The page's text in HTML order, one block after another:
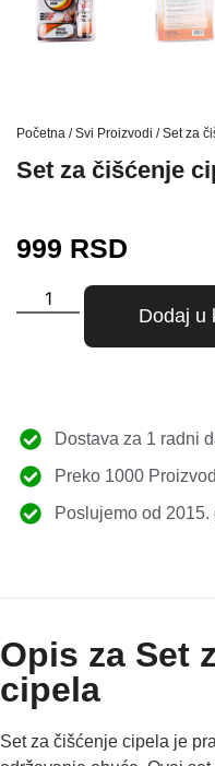
Početna /Svi Proizvodi / Set za
Set za čišćenje
999 RSD
Dodaj u
Dostava za 1 radni
Preko 1000
Poslujemo od 2015.
Opis za Set
cipela
Set za čišćenje cipela je